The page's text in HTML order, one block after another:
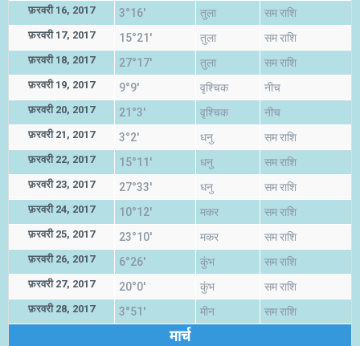
फ़रवरी 16, 2017 3°16' तुला सम राशि
फ़रवरी 17, 2017 15°21' तुला सम राशि
फ़रवरी 18, 2017 27°17' तुला सम राशि
फ़रवरी 19, 2017 9°9' वृश्चिक नीच
फ़रवरी 20, 2017 21°3' वृश्चिक नीच
फ़रवरी 21, 2017 3°2' धनु सम राशि
फ़रवरी 22, 2017 15°11' धनु सम राशि
फ़रवरी 23, 2017 27°33' धनु सम राशि
फ़रवरी 24, 2017 10°12' मकर सम राशि
फ़रवरी 25, 2017 23°10' मकर सम राशि
फ़रवरी 26, 2017 6°26' कुंभ सम राशि
फ़रवरी 27, 2017 20°0' कुंभ सम राशि
फ़रवरी 28, 2017 3°51' मीन सम राशि
मार्च